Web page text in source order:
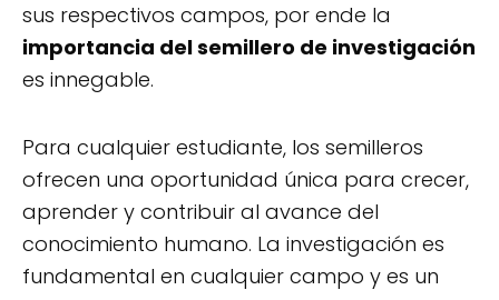
sus respectivos campos, por ende la
importancia del semillero de investigación
es innegable.
Para cualquier estudiante, los semilleros
ofrecen una oportunidad única para crecer,
aprender y contribuir al avance del
conocimiento humano. La investigación es
fundamental en cualquier campo y es un